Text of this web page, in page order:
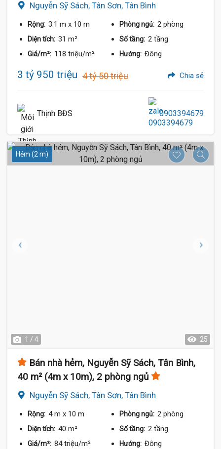
Nguyễn Sỹ Sách, Tân Sơn, Tân Bình
Rộng: 3.1 m x 10 m Phòng ngủ: 2 phòng
Diện tích: 31 m² Số tầng: 2 tầng
Giá/m²: 118 triệu/m² Hướng: Đông
3 tỷ 950 triệu 4 tỷ 50 triệu Chia sẻ
Thịnh BĐS 0903394679
Hẻm (2 m)
1 / 4 25
Bán nhà hẻm, Nguyễn Sỹ Sách, Tân Bình,
40 m² (4m x 10m), 2 phòng ngủ
Nguyễn Sỹ Sách, Tân Sơn, Tân Bình
Rộng: 4 m x 10 m Phòng ngủ: 2 phòng
Diện tích: 40 m² Số tầng: 2 tầng
Giá/m²: 84 triệu/m² Hướng: Đông